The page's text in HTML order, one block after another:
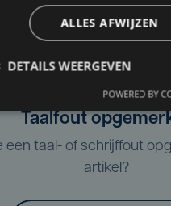
Taalfout
een taal- of schrijffout
artikel?
ALLES AFWIJZEN
DETAILS WEERGEVEN
POWERED BY